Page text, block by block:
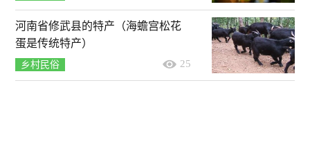
河南省修武县的特产（海蟾宫松花
蛋是传统特产）
乡村民俗 25